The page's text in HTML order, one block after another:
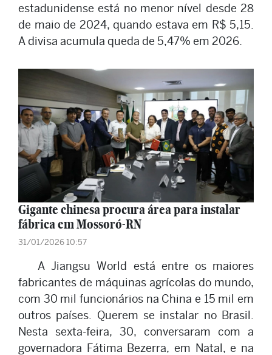
estadunidense está no menor nível desde 28
de maio de 2024, quando estava em R$ 5,15.
A divisa acumula queda de 5,47% em 2026.
Gigante chinesa procura área para instalar
fábrica em Mossoró-RN
31/01/2026 10:57
A Jiangsu World está entre os maiores
fabricantes de máquinas agrícolas do mundo,
com 30 mil funcionários na China e 15 mil em
outros países. Querem se instalar no Brasil.
Nesta sexta-feira, 30, conversaram com a
governadora Fátima Bezerra, em Natal, e na